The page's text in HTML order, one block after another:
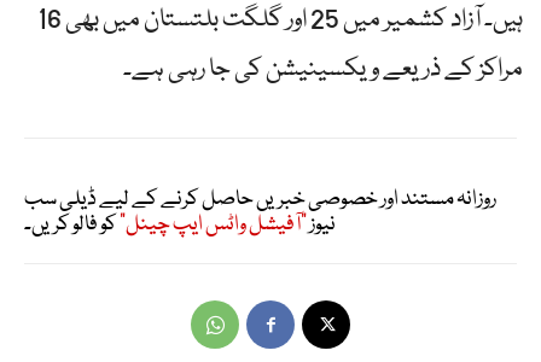
ہیں۔ آزاد کشمیر میں 25 اور گلگت بلتستان میں بھی 16
مراکز کے ذریعے ویکسینیشن کی جا رہی ہے۔
روزانہ مستند اور خصوصی خبریں حاصل کرنے کے لیے ڈیلی سب
نیوز"آفیشل واٹس ایپ چینل"کو فالو کریں۔